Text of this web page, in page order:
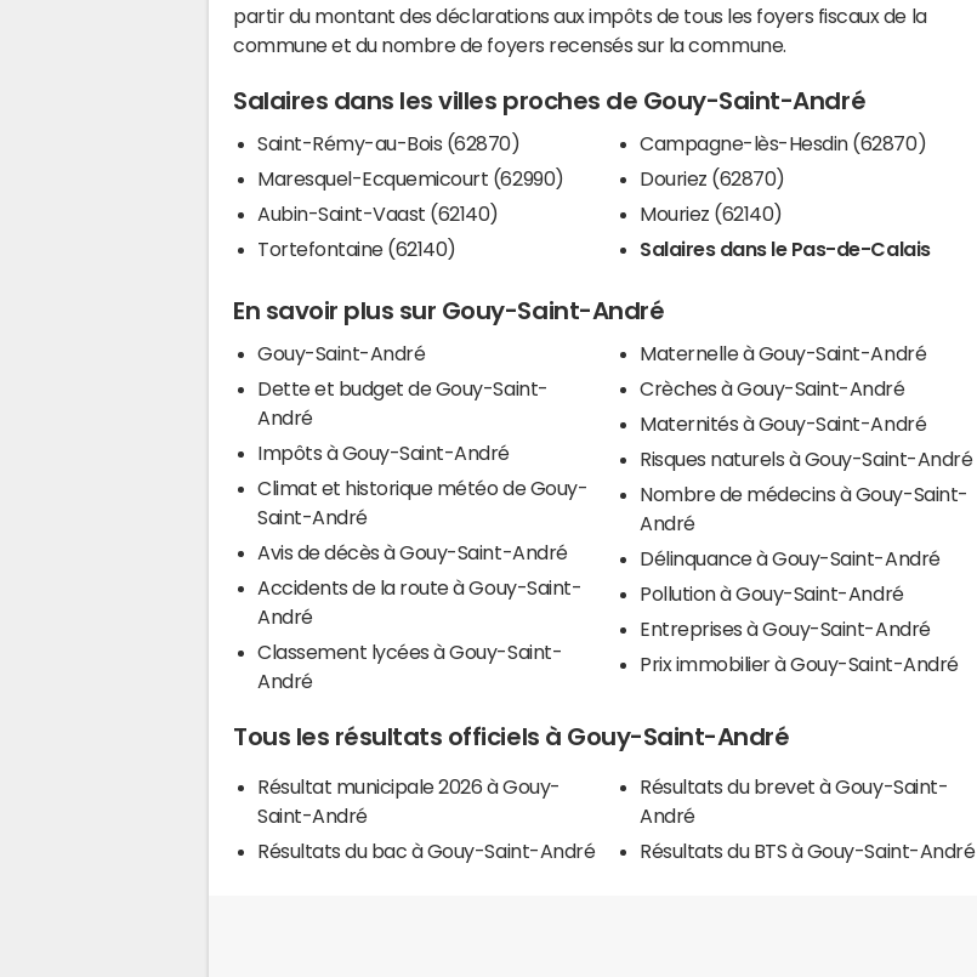
partir du montant des déclarations aux impôts de tous les foyers fiscaux de la
commune et du nombre de foyers recensés sur la commune.
Salaires dans les villes proches de Gouy-Saint-André
Saint-Rémy-au-Bois (62870)
Maresquel-Ecquemicourt (62990)
Aubin-Saint-Vaast (62140)
Tortefontaine (62140)
Campagne-lès-Hesdin (62870)
Douriez (62870)
Mouriez (62140)
Salaires dans le Pas-de-Calais
En savoir plus sur Gouy-Saint-André
Gouy-Saint-André
Dette et budget de Gouy-Saint-
André
Impôts à Gouy-Saint-André
Climat et historique météo de Gouy-
Saint-André
Avis de décès à Gouy-Saint-André
Accidents de la route à Gouy-Saint-
André
Classement lycées à Gouy-Saint-
André
Maternelle à Gouy-Saint-André
Crèches à Gouy-Saint-André
Maternités à Gouy-Saint-André
Risques naturels à Gouy-Saint-André
Nombre de médecins à Gouy-Saint-
André
Délinquance à Gouy-Saint-André
Pollution à Gouy-Saint-André
Entreprises à Gouy-Saint-André
Prix immobilier à Gouy-Saint-André
Tous les résultats officiels à Gouy-Saint-André
Résultat municipale 2026 à Gouy-
Saint-André
Résultats du bac à Gouy-Saint-André
Résultats du brevet à Gouy-Saint-
André
Résultats du BTS à Gouy-Saint-André